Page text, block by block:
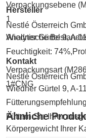
Hersteller
Nestlé Österreich
Wiedner Gürtel 9, A-
Kontakt
Nestlé Österreich
Wiedner Gürtel 9, A-
Verpackungsebene
1
Analytische
Feuchtigkeit:
Verpackungsart
1#CNG
Füttern Sie Ihrer
Körpergewicht Ihrer
Ähnliche